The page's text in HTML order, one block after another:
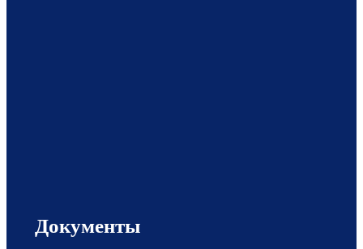
Документы